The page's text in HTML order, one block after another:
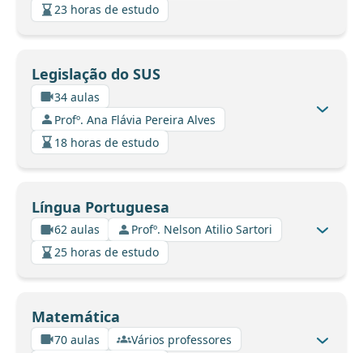
23 horas de estudo
Legislação do SUS
34 aulas
Profº. Ana Flávia Pereira Alves
18 horas de estudo
Língua Portuguesa
62 aulas
Profº. Nelson Atilio Sartori
25 horas de estudo
Matemática
70 aulas
Vários professores